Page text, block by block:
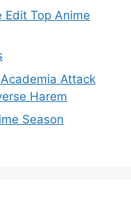
Edit Top Anime
Attack
Harem
Season